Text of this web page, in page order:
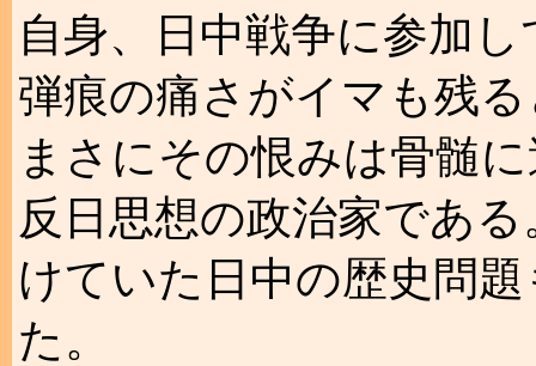
自身、日中戦争に参加
弾痕の痛さがイマも残
まさにその恨みは骨髄
反日思想の政治家であ
けていた日中の歴史問
た。